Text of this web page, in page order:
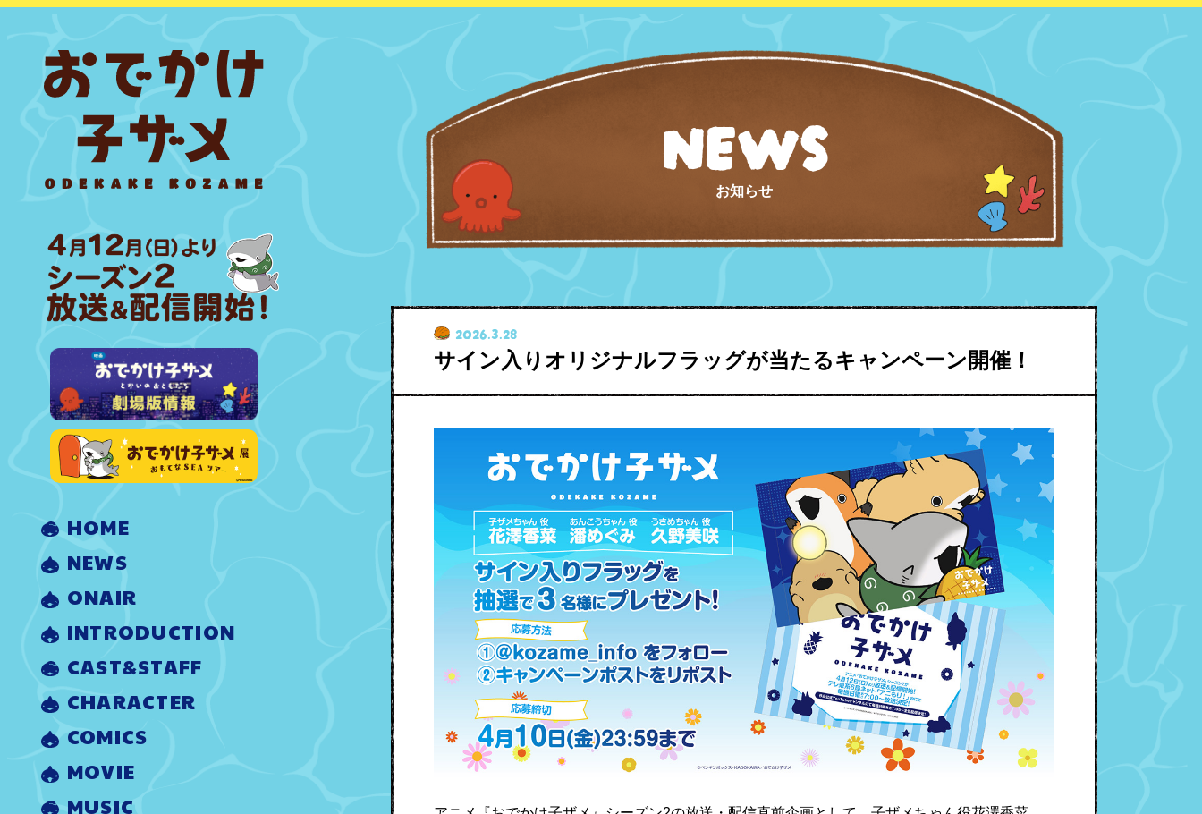
HOME
NEWS
ONAIR
INTRODUCTION
CAST&STAFF
CHARACTER
COMICS
MOVIE
MUSIC
NEWS
お知らせ
2026.3.28
サイン入りオリジナルフラッグが当たるキャンペーン開催！